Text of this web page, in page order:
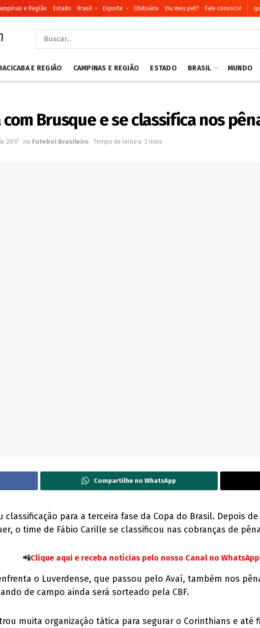
e Região Estado Brasil Esporte Obituário Viu meu pet? Fale conosco!
E REGIÃO CAMPINAS E REGIÃO ESTADO BRASIL MUNDO
Brusque e se classifica nos
2017 no Futebol Brasileiro Tempo de leitura: 3 mins
Compartilhe no WhatsApp
classificação para a terceira fase da Copa do Brasil. Depois
o time de Fábio Carille se classificou nas cobranças de
📲Clique aqui e receba notícias pelo nosso Canal no WhatsApp
o Luverdense, que passou pelo Avaí, também nos
de campo ainda será sorteado pela CBF.
muita organização tática para segurar o Corinthians e